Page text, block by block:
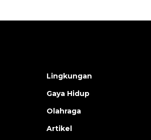
Lingkungan
Gaya Hidup
Olahraga
Artikel